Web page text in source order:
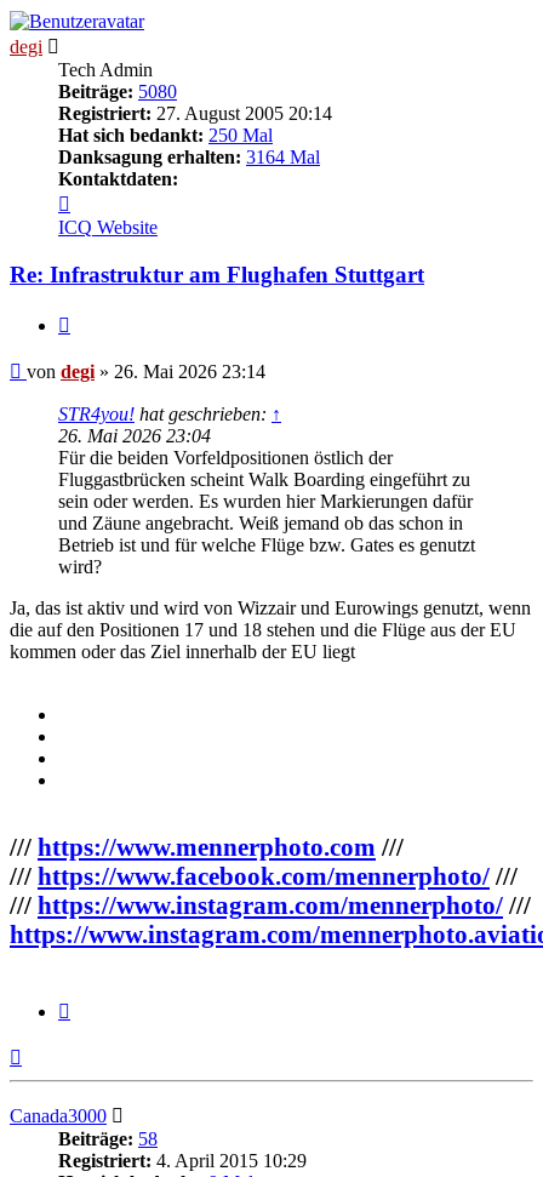
degi
Tech Admin
Beiträge: 5080
Registriert: 27. August 2005 20:14
Hat sich bedankt: 250 Mal
Danksagung erhalten: 3164 Mal
Kontaktdaten:
von
degi
ICQ Website
Re: Infrastruktur am Flughafen Stuttgart
Beitrag
von degi » 26. Mai 2026 23:14
STR4you! hat geschrieben: ↑
26. Mai 2026 23:04
Für die beiden Vorfeldpositionen östlich der
Fluggastbrücken scheint Walk Boarding eingeführt zu
sein oder werden. Es wurden hier Markierungen dafür
und Zäune angebracht. Weiß jemand ob das schon in
Betrieb ist und für welche Flüge bzw. Gates es genutzt
wird?
Ja, das ist aktiv und wird von Wizzair und Eurowings genutzt, wenn
die auf den Positionen 17 und 18 stehen und die Flüge aus der EU
kommen oder das Ziel innerhalb der EU liegt
/// https://www.mennerphoto.com ///
/// https://www.facebook.com/mennerphoto/ ///
/// https://www.instagram.com/mennerphoto/ ///
https://www.instagram.com/
Canada3000
Beiträge: 58
Registriert: 4. April 2015 10:29